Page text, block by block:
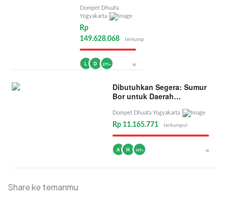
Dompet Dhuafa
Yogyakarta
Rp
149.628.068
terkumpul
L D 271+ ∞
Dibutuhkan Segera: Sumur
Bor untuk Daerah
Dompet Dhuafa Yogyakarta
Rp 11.165.771 terkumpul
A H 157+ ∞
Share ke temanmu